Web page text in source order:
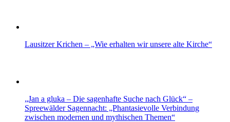
Lausitzer Krichen – „Wie erhalten wir unsere alte Kirche“
„Jan a gluka – Die sagenhafte Suche nach Glück“ –
Spreewälder Sagennacht: „Phantasievolle Verbindung
zwischen modernen und mythischen Themen“